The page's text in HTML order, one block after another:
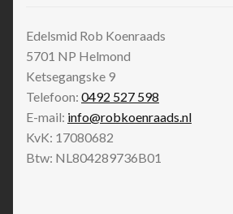
Edelsmid Rob Koenraads
5701 NP Helmond
Ketsegangske 9
Telefoon: 0492 527 598
E-mail: info@robkoenraads.nl
KvK: 17080682
Btw: NL804289736B01